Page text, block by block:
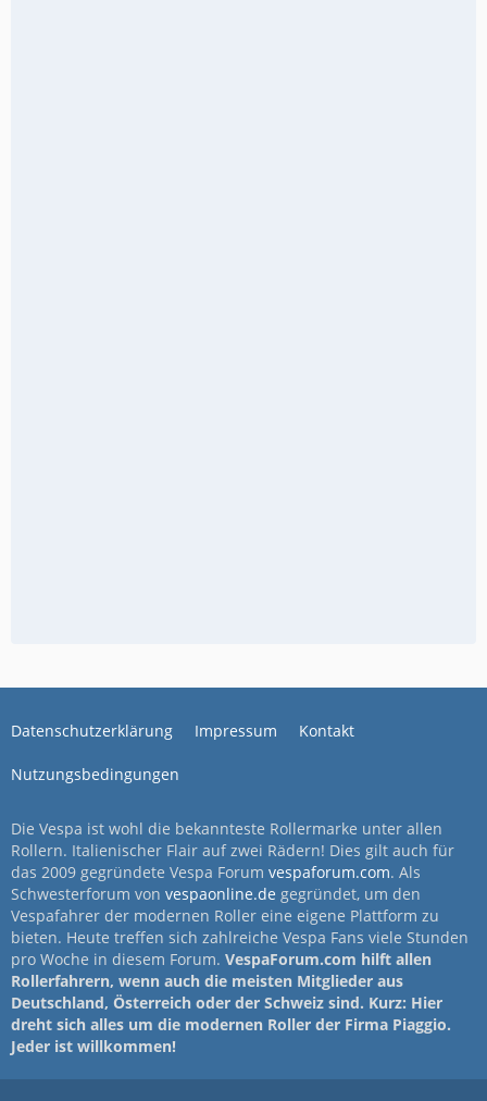
Datenschutzerklärung Impressum Kontakt
Nutzungsbedingungen
Die Vespa ist wohl die bekannteste Rollermarke unter allen
Rollern. Italienischer Flair auf zwei Rädern! Dies gilt auch für
das 2009 gegründete Vespa Forum vespaforum.com. Als
Schwesterforum von vespaonline.de gegründet, um den
Vespafahrer der modernen Roller eine eigene Plattform zu
bieten. Heute treffen sich zahlreiche Vespa Fans viele Stunden
pro Woche in diesem Forum. VespaForum.com hilft allen
Rollerfahrern, wenn auch die meisten Mitglieder aus
Deutschland, Österreich oder der Schweiz sind. Kurz: Hier
dreht sich alles um die modernen Roller der Firma Piaggio.
Jeder ist willkommen!